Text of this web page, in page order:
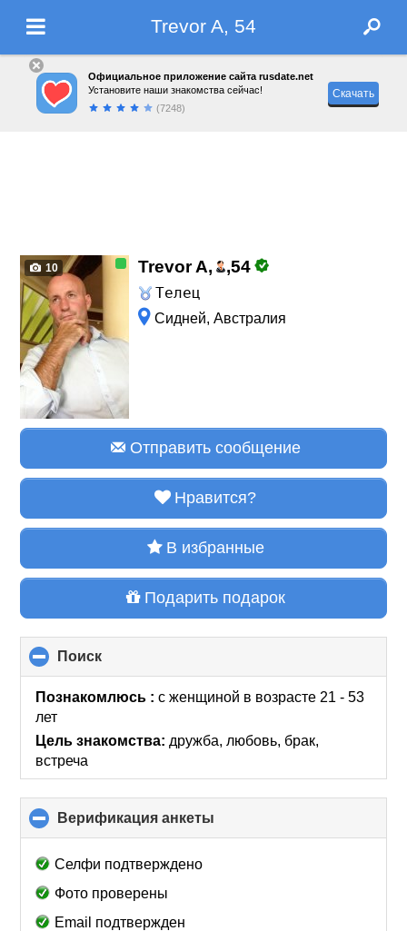
Trevor A, 54
Официальное приложение сайта rusdate.net
Установите наши знакомства сейчас!
(7248)
Скачать
10 Trevor A, ,54
Телец
Сидней, Австралия
Отправить сообщение
Нравится?
В избранные
Подарить подарок
Поиск
to
collapse
Познакомлюсь :с женщиной в возрасте 21 - 53
лет
Цель знакомства: дружба, любовь, брак,
встреча
Верификация анкеты
to
Селфи подтверждено
Фото проверены
Email подтвержден